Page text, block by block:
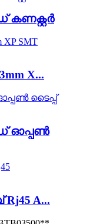
കണക്റ്റർ
X...
ഓപ്പൺ
Rj45 A...